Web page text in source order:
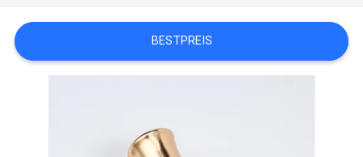
SITEMAP
BESTPREIS